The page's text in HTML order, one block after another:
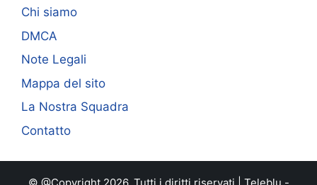
Chi siamo
DMCA
Note Legali
Mappa del sito
La Nostra Squadra
Contatto